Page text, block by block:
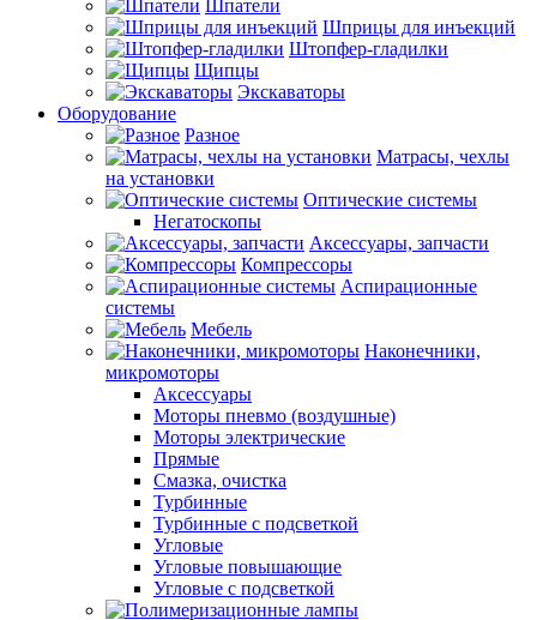
Шпатели
Шприцы для инъекций
Штопфер-гладилки
Щипцы
Экскаваторы
Оборудование
Разное
Матрасы, чехлы
на установки
Оптические системы
Негатоскопы
Аксессуары, запчасти
Компрессоры
Аспирационные
системы
Мебель
Наконечники,
микромоторы
Аксессуары
Моторы пневмо (воздушные)
Моторы электрические
Прямые
Смазка, очистка
Турбинные
Турбинные с подсветкой
Угловые
Угловые повышающие
Угловые с подсветкой